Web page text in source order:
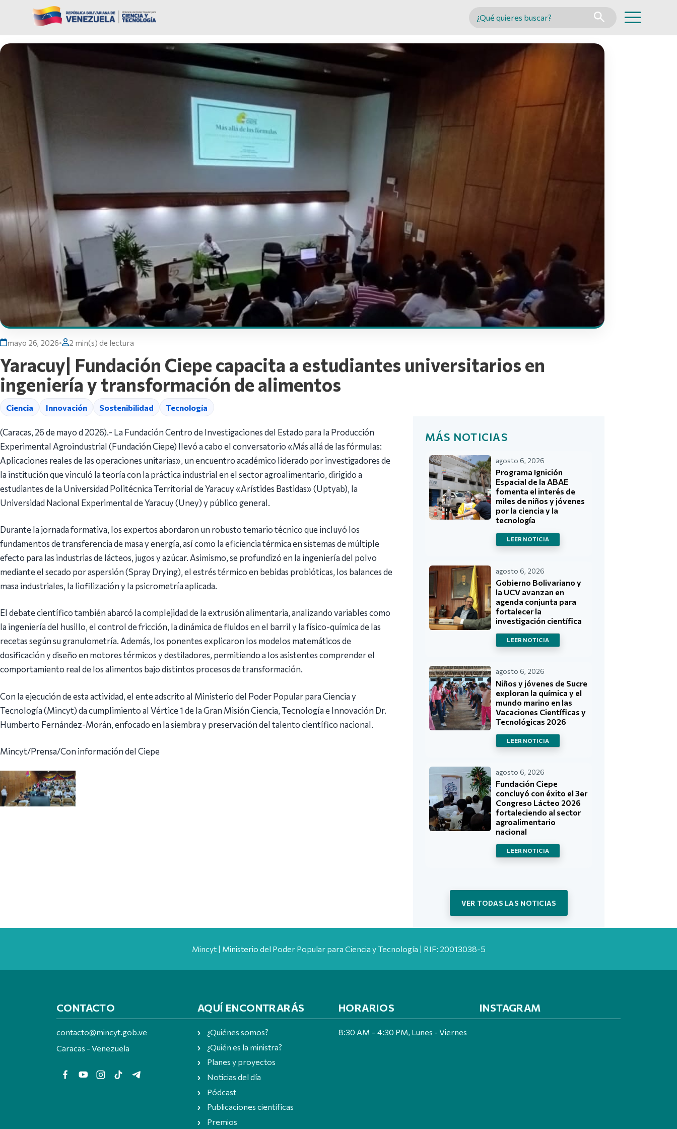
Buscar en MINCYT
mayo 26, 2026• 2 min(s) de lectura
Yaracuy| Fundación Ciepe capacita a estudiantes universitarios en
ingeniería y transformación de alimentos
Ciencia Innovación Sostenibilidad Tecnología
(Caracas, 26 de mayo d 2026).- La Fundación Centro de Investigaciones del Estado para la Producción
Experimental Agroindustrial (Fundación Ciepe) llevó a cabo el conversatorio «Más allá de las fórmulas:
Aplicaciones reales de las operaciones unitarias», un encuentro académico liderado por investigadores de
la institución que vinculó la teoría con la práctica industrial en el sector agroalimentario, dirigido a
estudiantes de la Universidad Politécnica Territorial de Yaracuy «Arístides Bastidas» (Uptyab), la
Universidad Nacional Experimental de Yaracuy (Uney) y público general.
Durante la jornada formativa, los expertos abordaron un robusto temario técnico que incluyó los
fundamentos de transferencia de masa y energía, así como la eficiencia térmica en sistemas de múltiple
efecto para las industrias de lácteos, jugos y azúcar. Asimismo, se profundizó en la ingeniería del polvo
mediante el secado por aspersión (Spray Drying), el estrés térmico en bebidas probióticas, los balances de
masa industriales, la liofilización y la psicrometría aplicada.
El debate científico también abarcó la complejidad de la extrusión alimentaria, analizando variables como
la ingeniería del husillo, el control de fricción, la dinámica de fluidos en el barril y la físico-química de las
recetas según su granulometría. Además, los ponentes explicaron los modelos matemáticos de
dosificación y diseño en motores térmicos y destiladores, permitiendo a los asistentes comprender el
comportamiento real de los alimentos bajo distintos procesos de transformación.
Con la ejecución de esta actividad, el ente adscrito al Ministerio del Poder Popular para Ciencia y
Tecnología (Mincyt) da cumplimiento al Vértice 1 de la Gran Misión Ciencia, Tecnología e Innovación Dr.
Humberto Fernández-Morán, enfocado en la siembra y preservación del talento científico nacional.
Mincyt/Prensa/Con información del Ciepe
MÁS NOTICIAS
agosto 6, 2026
Programa Ignición
Espacial de la ABAE
fomenta el interés de
miles de niños y jóvenes
por la ciencia y la
tecnología
LEER NOTICIA
agosto 6, 2026
Gobierno Bolivariano y
la UCV avanzan en
agenda conjunta para
fortalecer la
investigación científica
LEER NOTICIA
agosto 6, 2026
Niños y jóvenes de Sucre
exploran la química y el
mundo marino en las
Vacaciones Científicas y
Tecnológicas 2026
LEER NOTICIA
agosto 6, 2026
Fundación Ciepe
concluyó con éxito el 3er
Congreso Lácteo 2026
fortaleciendo al sector
agroalimentario
nacional
LEER NOTICIA
VER TODAS LAS NOTICIAS
Mincyt | Ministerio del Poder Popular para Ciencia y Tecnología | RIF: 20013038-5
CONTACTO
contacto@mincyt.gob.ve
Caracas - Venezuela
AQUÍ ENCONTRARÁS
¿Quiénes somos?
¿Quién es la ministra?
Planes y proyectos
Noticias del día
Pódcast
Publicaciones científicas
Premios
HORARIOS
8:30 AM – 4:30 PM, Lunes - Viernes
INSTAGRAM